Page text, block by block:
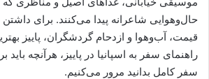
حال‌وهوایی شاعرانه پیدا می‌کنند. برای
قیمت، آب‌وهوا و ازدحام گردشگران، پاییز
راهنمای سفر به اسپانیا در پاییز، هرآنچه باید
سفر کامل بدانید مرور می‌کنیم.